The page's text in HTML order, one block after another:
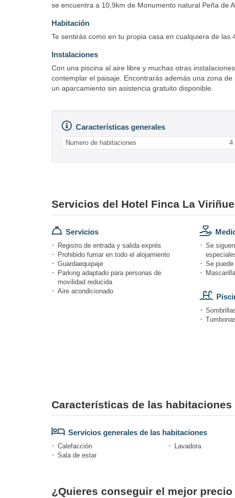
se encuentra a 10,9km de Monumento natural Peña de
Habitación
Te sentirás como en tu propia casa en cualquiera de las
Instalaciones
Con una piscina al aire libre y muchas otras
contemplar el paisaje. Encontrarás además una zona
un aparcamiento sin asistencia gratuito disponible.
Características generales
Numero de habitaciones 4
Servicios del Hotel Finca La
Servicios
Registro de entrada y salida exprés
Prohibido fumar en todo el alojamiento
Guardaequipaje
Parking adaptado para personas de
movilidad reducida
Aire acondicionado
Se
Se
Características de las
Servicios generales de las habitaciones
Calefacción Lavadora
Sala de estar
¿Quieres conseguir el mejor